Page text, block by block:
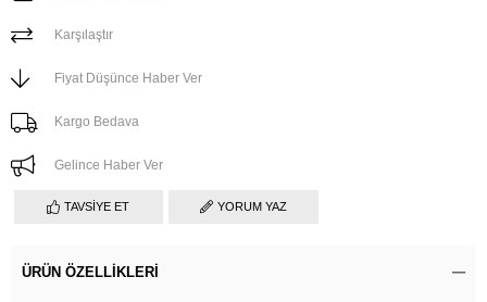
Karşılaştır
Fiyat Düşünce Haber Ver
Kargo Bedava
Gelince Haber Ver
TAVSIYE ET YORUM YAZ
ÜRÜN ÖZELLIKLERI